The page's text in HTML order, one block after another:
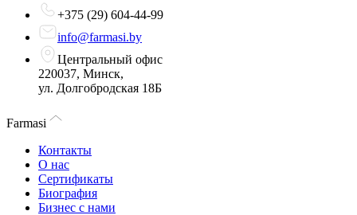
+375 (29) 604-44-99
info@farmasi.by
Центральный офис
220037, Минск,
ул. Долгобродская 18Б
Farmasi
Контакты
О нас
Сертификаты
Биография
Бизнес с нами